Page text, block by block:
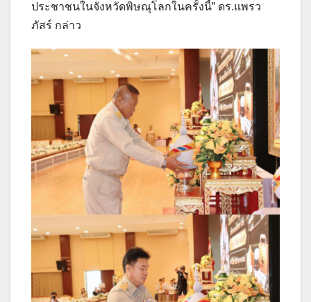
ประชาชนในจังหวัดพิษณุโลกในครั้งนี้” ดร.แพรว
ภัสร์ กล่าว